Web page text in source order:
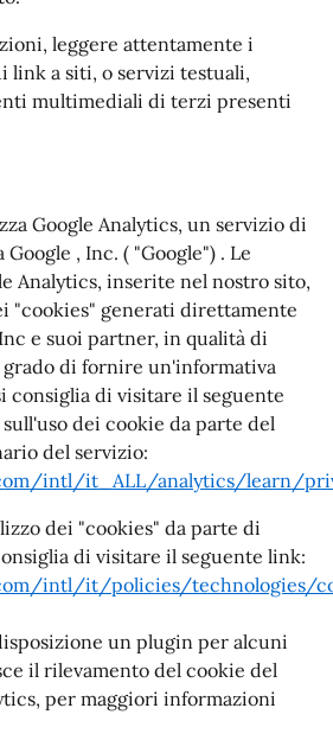
leggere attentamente i
link a siti, o servizi testuali,
multimediali di terzi presenti
Google Analytics, un servizio di
, Inc. ( "Google") . Le
Analytics, inserite nel nostro sito,
"cookies" generati direttamente
e suoi partner, in qualità di
di fornire un'informativa
consiglia di visitare il seguente
dei cookie da parte del
del servizio:
intl/it_ALL/analytics/learn/
dei "cookies" da parte di
di visitare il seguente link:
intl/it/policies/technologies/
un plugin per alcuni
il rilevamento del cookie del
per maggiori informazioni